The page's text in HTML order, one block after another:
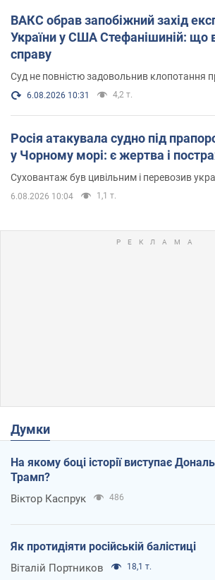
ВАКС обрав запобіжний захід експосолці
України у США Стефанішиній: що відомо про
справу
Суд не повністю задовольнив клопотання
6.08.2026 10:31 4,2 т.
Росія атакувала судно під
у Чорному морі: є жертва і
Суховантаж був цивільним і перевозив
6.08.2026 10:04 1,1 т.
Думки
На якому боці історії виступає
Трамп?
Віктор Каспрук 486
Як протидіяти російській балістиці
Віталій Портников 18,1 т.